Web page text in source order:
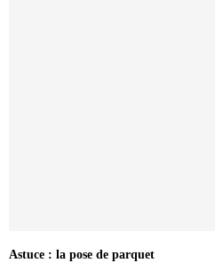
Astuce : la pose de parquet